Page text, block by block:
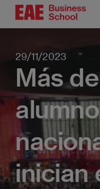
Pasar
29/11/2023
Más
inician